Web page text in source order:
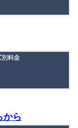
から